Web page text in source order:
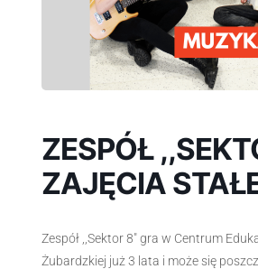
ZESPÓŁ
ZAJĘCIA
Zespół ,,Sektor 8″ gra w Centrum
Żubardzkiej już 3 lata i może się